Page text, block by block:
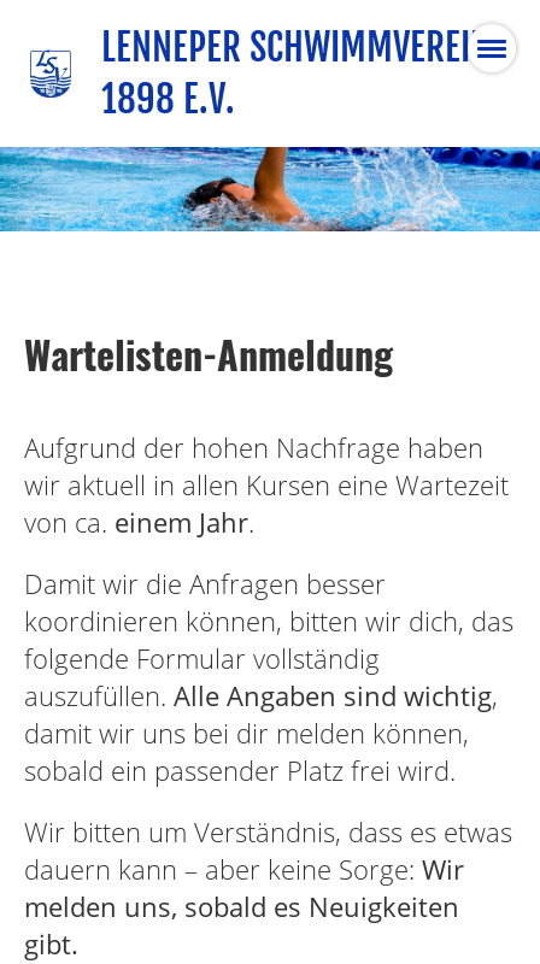
LENNEPER SCHWIMMVEREIN
1898 E.V.
Wartelisten-Anmeldung
Aufgrund der hohen Nachfrage haben
wir aktuell in allen Kursen eine Wartezeit
von ca. einem Jahr.
Damit wir die Anfragen besser
koordinieren können, bitten wir dich, das
folgende Formular vollständig
auszufüllen. Alle Angaben sind wichtig,
damit wir uns bei dir melden können,
sobald ein passender Platz frei wird.
Wir bitten um Verständnis, dass es etwas
dauern kann – aber keine Sorge: Wir
melden uns, sobald es Neuigkeiten
gibt.